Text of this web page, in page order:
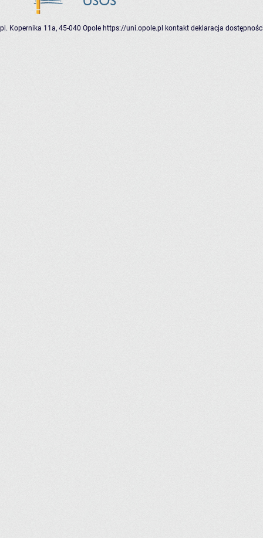
pl. Kopernika 11a, 45-040 Opole https://uni.opole.pl kontakt deklaracja